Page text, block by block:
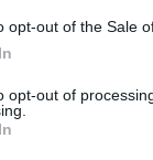
opt-out of the Sale
opt-out of
intendo
Beh,
Fini), le
Berlusconi ne